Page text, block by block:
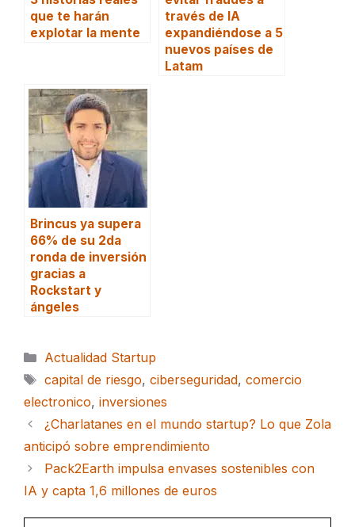
que te harán
explotar la mente
través de IA
expandiéndose a 5
nuevos países de
Latam
Brincus ya supera
66% de su 2da
ronda de inversión
gracias a
Rockstart y
ángeles
Categorías
Actualidad Startup
Etiquetas
capital de riesgo, ciberseguridad, comercio
electronico, inversiones
¿Charlatanes en el mundo startup? Lo que Zola
anticipó sobre emprendimiento
Pack2Earth impulsa envases sostenibles con
IA y capta 1,6 millones de euros